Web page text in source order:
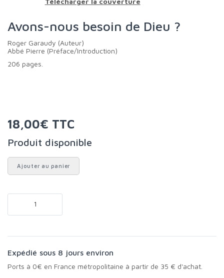
Avons-nous besoin de Dieu ?
Roger Garaudy (Auteur)
Abbé Pierre (Préface/Introduction)
206 pages.
18,00€ TTC
Produit disponible
Ajouter au panier
Expédié sous 8 jours environ
Ports à 0€ en France métropolitaine à partir de 35 € d'achat.